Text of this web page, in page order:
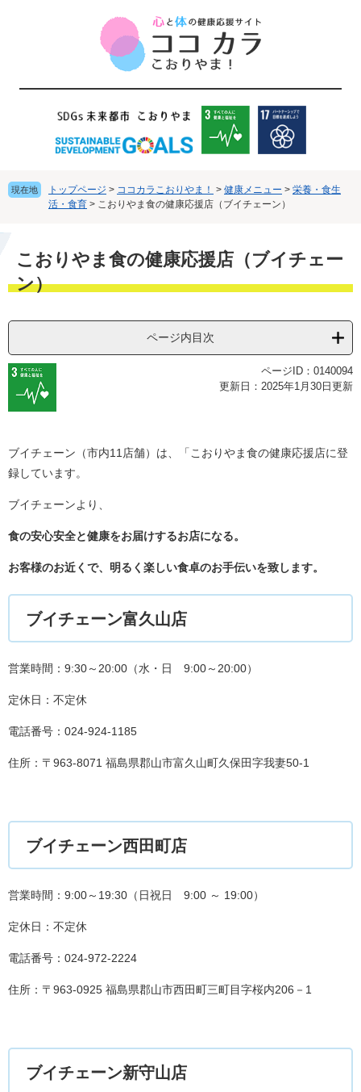
へ現在地 トップページ > ココカラこおりやま！ > 健康メニュー > 栄養・食生
活・食育 > こおりやま食の健康応援店（ブイチェーン）
こおりやま食の健康応援店（ブイチェー
ン）
ページ内目次
ページID：0140094
更新日：2025年1月30日更新
ブイチェーン（市内11店舗）は、「こおりやま食の健康応援店に登
録しています。
ブイチェーンより、
食の安心安全と健康をお届けするお店になる。
お客様のお近くで、明るく楽しい食卓のお手伝いを致します。
ブイチェーン富久山店
営業時間：9:30～20:00（水・日 9:00～20:00）
定休日：不定休
電話番号：024-924-1185
住所：〒963-8071 福島県郡山市富久山町久保田字我妻50-1
ブイチェーン西田町店
営業時間：9:00～19:30（日祝日 9:00 ～ 19:00）
定休日：不定休
電話番号：024-972-2224
住所：〒963-0925 福島県郡山市西田町三町目字桜内206－1
ブイチェーン新守山店